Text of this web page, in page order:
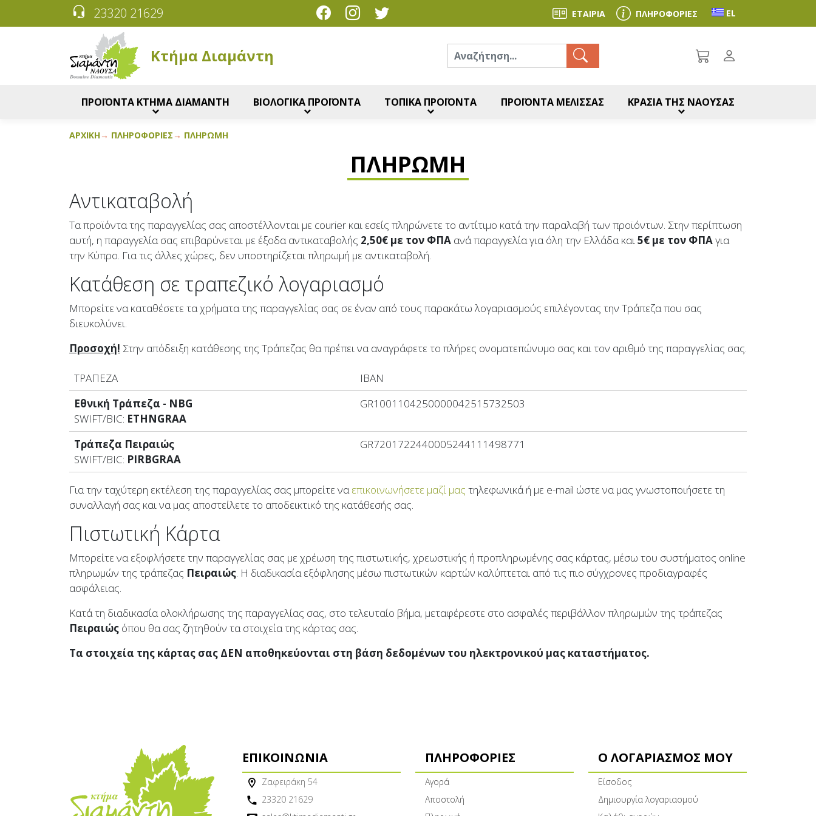
Κτήμα Διαμάντη
23320 21629 ΕΤΑΙΡΙΑ ΠΛΗΡΟΦΟΡΙΕΣ Toggle language
EL
ΠΡΟΪΟΝΤΑ ΚΤΗΜΑ ΔΙΑΜΑΝΤΗ ΒΙΟΛΟΓΙΚΑ ΠΡΟΪΟΝΤΑ ΤΟΠΙΚΑ ΠΡΟΪΟΝΤΑ ΠΡΟΪΟΝΤΑ ΜΕΛΙΣΣΑΣ ΚΡΑΣΙΑ ΤΗΣ ΝΑΟΥΣΑΣ
ΑΡΧΙΚΉ ΠΛΗΡΟΦΟΡΊΕΣ ΠΛΗΡΩΜΉ
ΠΛΗΡΩΜΉ
Αντικαταβολή
Τα προϊόντα της παραγγελίας σας αποστέλλονται με courier και εσείς πληρώνετε το αντίτιμο κατά την παραλαβή των προϊόντων. Στην περίπτωση
αυτή, η παραγγελία σας επιβαρύνεται με έξοδα αντικαταβολής 2,50€ με τον ΦΠΑ ανά παραγγελία για όλη την Ελλάδα και5€ με τον ΦΠΑγια
την Κύπρο. Για τις άλλες χώρες, δεν υποστηρίζεται πληρωμή με αντικαταβολή.
Κατάθεση σε τραπεζικό λογαριασμό
Μπορείτε να καταθέσετε τα χρήματα της παραγγελίας σας σε έναν από τους παρακάτω λογαριασμούς επιλέγοντας την Τράπεζα που σας
διευκολύνει.
Προσοχή! Στην απόδειξη κατάθεσης της Τράπεζας θα πρέπει να αναγράφετε το πλήρες ονοματεπώνυμο σας και τον αριθμό της παραγγελίας σας.
ΤΡΑΠΕΖΑ
IBAN
Εθνική Τράπεζα - NBG
SWIFT/BIC: ETHNGRAA
GR1001104250000042515732503
Τράπεζα Πειραιώς
SWIFT/BIC: PIRBGRAA
GR7201722440005244111498771
Για την ταχύτερη εκτέλεση της παραγγελίας σας μπορείτε ναεπικοινωνήσετε μαζί μας τηλεφωνικά ή με e-mail ώστε να μας γνωστοποιήσετε τη
συναλλαγή σας και να μας αποστείλετε το αποδεικτικό της κατάθεσής σας.
Πιστωτική Κάρτα
Μπορείτε να εξοφλήσετε την παραγγελίας σας με χρέωση της πιστωτικής, χρεωστικής ή προπληρωμένης σας κάρτας, μέσω του συστήματος online
πληρωμών της τράπεζας Πειραιώς. Η διαδικασία εξόφλησης μέσω πιστωτικών καρτών καλύπτεται από τις πιο σύγχρονες προδιαγραφές
ασφάλειας.
Κατά τη διαδικασία ολοκλήρωσης της παραγγελίας σας, στο τελευταίο βήμα, μεταφέρεστε στο ασφαλές περιβάλλον πληρωμών της τράπεζας
Πειραιώς όπου θα σας ζητηθούν τα στοιχεία της κάρτας σας.
Τα στοιχεία της κάρτας σας ΔΕΝ αποθηκεύονται στη βάση δεδομένων του ηλεκτρονικού μας καταστήματος.
ΕΠΙΚΟΙΝΩΝΊΑ
Ζαφειράκη 54
23320 21629
ΠΛΗΡΟΦΟΡΊΕΣ
Αγορά
Αποστολή
Ο ΛΟΓΑΡΙΑΣΜΌΣ ΜΟΥ
Είσοδος
Δημιουργία λογαριασμού